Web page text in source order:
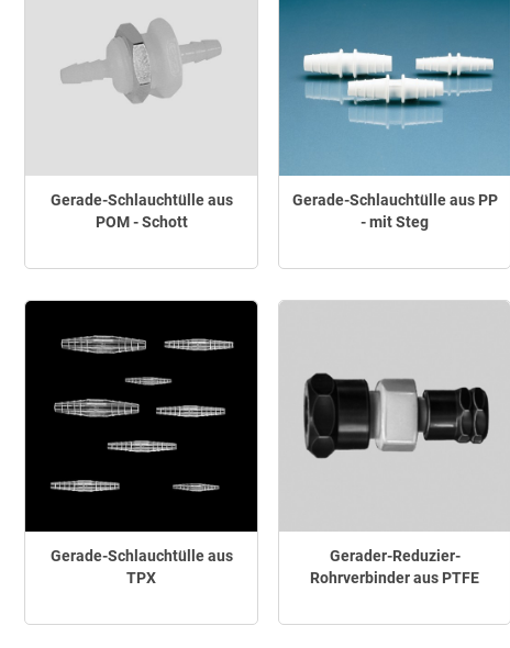
Gerade-Schlauchtülle aus
POM - Schott
Gerade-Schlauchtülle aus PP
- mit Steg
Gerade-Schlauchtülle aus
TPX
Gerader-Reduzier-
Rohrverbinder aus PTFE